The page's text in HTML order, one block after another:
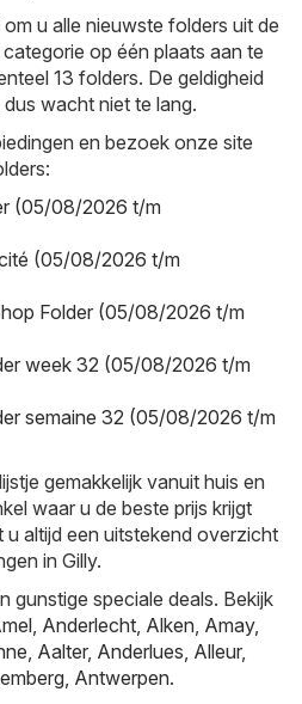
u alle nieuwste folders uit de
op één plaats aan te
13 folders. De geldigheid
wacht niet te lang.
en bezoek onze site
(05/08/2026 t/m
(05/08/2026 t/m
Folder (05/08/2026 t/m
week 32 (05/08/2026 t/m
semaine 32 (05/08/2026 t/m
gemakkelijk vanuit huis en
waar u de beste prijs krijgt
altijd een uitstekend overzicht
in Gilly.
gunstige speciale deals. Bekijk
Anderlecht Alken Amay,
Aalter, Anderlues Alleur,
Antwerpen.